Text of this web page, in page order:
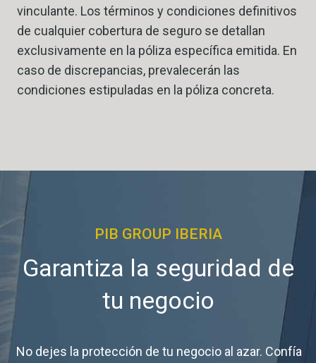
vinculante. Los términos y condiciones definitivos
de cualquier cobertura de seguro se detallan
exclusivamente en la póliza específica emitida. En
caso de discrepancias, prevalecerán las
condiciones estipuladas en la póliza concreta.
PIB GROUP IBERIA
Garantiza la seguridad de
tu negocio
No dejes la protección de tu negocio al azar. Confía